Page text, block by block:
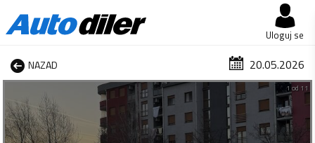
Uloguj se
NAZAD 20.05.2026
1 od 11